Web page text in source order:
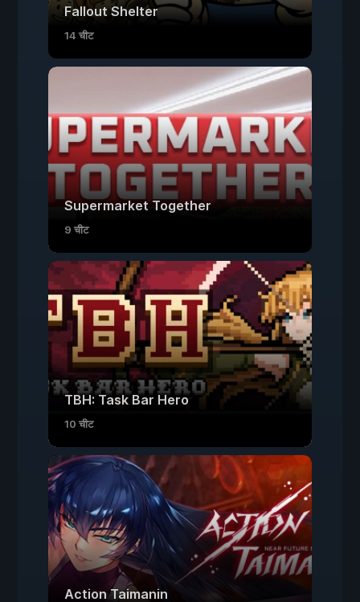
Fallout Shelter
14 चीट
Supermarket Together
9 चीट
TBH: Task Bar Hero
10 चीट
Action Taimanin